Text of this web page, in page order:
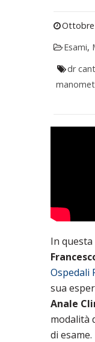
Ottobre
Esami,
dr
In
Ospedali
sua
Anale
modalità
di esame.